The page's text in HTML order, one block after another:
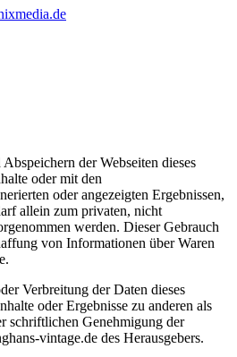
der Webseiten dieses
oder mit den
oder angezeigten Ergebnissen,
allein zum privaten, nicht
werden. Dieser Gebrauch
von Informationen über Waren
Verbreitung der Daten dieses
oder Ergebnisse zu anderen als
schriftlichen Genehmigung der
vintage.de des Herausgebers.